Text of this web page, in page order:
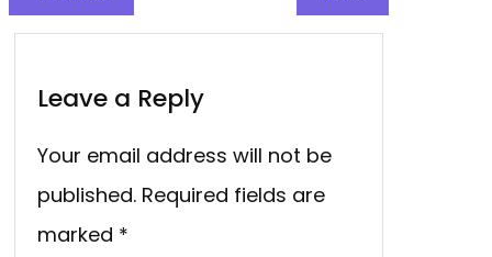
Leave a Reply
Your email address will not be
published. Required fields are
marked *